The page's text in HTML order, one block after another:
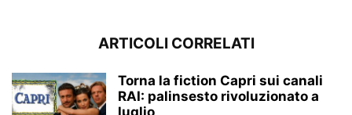
ARTICOLI CORRELATI
Torna la fiction Capri sui canali
RAI: palinsesto rivoluzionato a